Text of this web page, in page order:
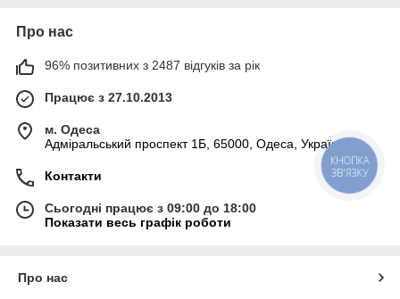
Про нас
96% позитивних з 2487 відгуків за рік
Працює з 27.10.2013
м. Одеса
Адміральський проспект 1Б, 65000, Одеса, Україна
Контакти
Сьогодні працює з 09:00 до 18:00
Показати весь графік роботи
Про нас
КНОПКА
ЗВ'ЯЗКУ